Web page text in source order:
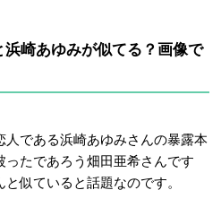
崎あゆみが似てる？画像で
人である浜崎あゆみさんの暴露本
たであろう畑田亜希さんです
似ていると話題なのです。